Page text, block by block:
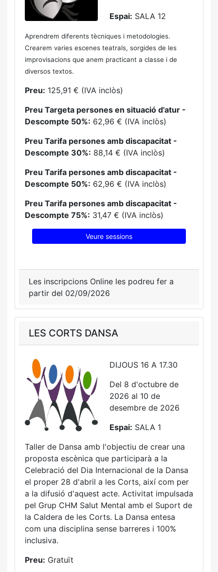
Espai: SALA 12
Aprendrem diferents tècniques i metodologies.
Crearem varies escenes teatrals, sorgides de les
improvisacions que anem practi­cant a classe i de
diversos textos.
Preu: 125,91 € (IVA inclòs)
Preu Targeta persones en situació d'atur -
Descompte 50%: 62,96 € (IVA inclòs)
Preu Tarifa persones amb discapacitat -
Descompte 30%: 88,14 € (IVA inclòs)
Preu Tarifa persones amb discapacitat -
Descompte 50%: 62,96 € (IVA inclòs)
Preu Tarifa persones amb discapacitat -
Descompte 75%: 31,47 € (IVA inclòs)
Veure sessions
Les inscripcions Online les podreu fer a
partir del 02/09/2026
LES CORTS DANSA
DIJOUS 16 A 17.30
Del 8 d'octubre de
2026 al 10 de
desembre de 2026
Espai: SALA 1
Taller de Dansa amb l'objectiu de crear una
proposta escènica que participarà a la
Celebració del Dia Internacional de la Dansa
el proper 28 d'abril a les Corts, així com per
a la difusió d'aquest acte. Activitat impulsada
pel Grup CHM Salut Mental amb el Suport de
la Caldera de les Corts. La Dansa entesa
com una disciplina sense barreres i 100%
inclusiva.
Preu: Gratuït